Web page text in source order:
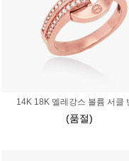
14K 18K 엘레강스 볼륨 서클
(품절)